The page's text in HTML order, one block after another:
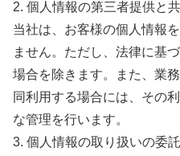
2. 個人情報の第三者提供と
当社は、お客様の個人情報
ません。ただし、法律に基
場合を除きます。また、業
同利用する場合には、その
な管理を行います。
3. 個人情報の取り扱いの委託